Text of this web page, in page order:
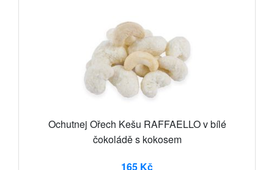
Ochutnej Ořech Kešu RAFFAELLO v bílé
čokoládě s kokosem
165 Kč